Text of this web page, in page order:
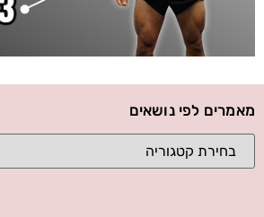
מאמרים לפי נושאים